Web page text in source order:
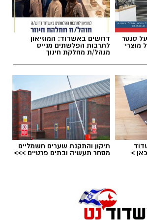
במרכז סערה בינלאומית בעקבות
מביע תמיכה בישראל ובקורבנות
מתקפת הטרור של 7 באוקטובר. השיר, שנקרא
סנטר
מוצרי
דרושים באשדוד: המוזיאון
לתרבות הפלשתים מגייס
מנהל/ת מחלקת חינוך
>
תיקון והתקנת שערים חשמליים
מסחר תעשיה ובתים פרטיים >>>